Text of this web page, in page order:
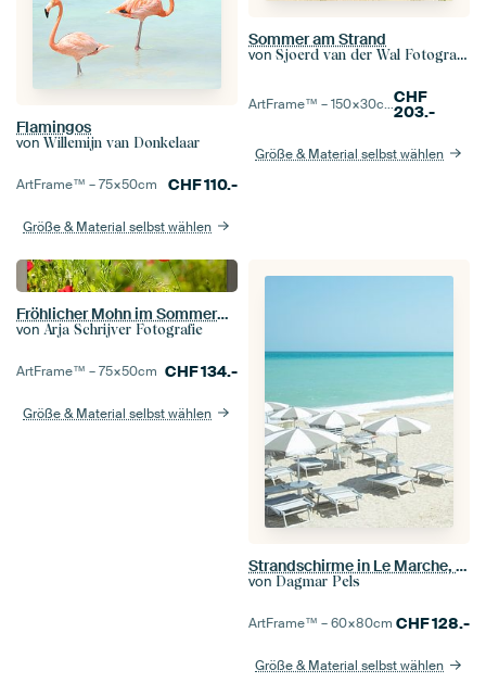
Flamingos
von Willemijn van Donkelaar
ArtFrame™ –75×50cm CHF110.-
Größe & Material selbst wählen
Sommer am Strand
von Sjoerd van der Wal Fotografie
ArtFrame™ –150×30cm CHF
203.-
Größe & Material selbst wählen
Fröhlicher Mohn im Sommergrün
von Arja Schrijver Fotografie
ArtFrame™ –75×50cm CHF134.-
Größe & Material selbst wählen
Strandschirme in Le Marche, Italien - Reisefotografie
von Dagmar Pels
ArtFrame™ –60×80cm CHF128.-
Größe & Material selbst wählen